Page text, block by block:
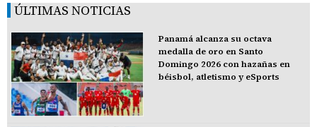
ÚLTIMAS NOTICIAS
Panamá alcanza su octava
medalla de oro en Santo
Domingo 2026 con hazañas en
béisbol, atletismo y eSports